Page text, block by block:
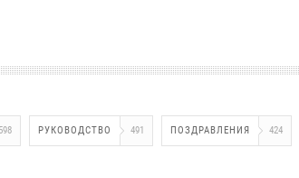
598 РУКОВОДСТВО 491 ПОЗДРАВЛЕНИЯ 424